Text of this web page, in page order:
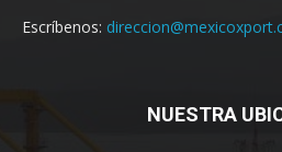
Escríbenos:
NUESTRA